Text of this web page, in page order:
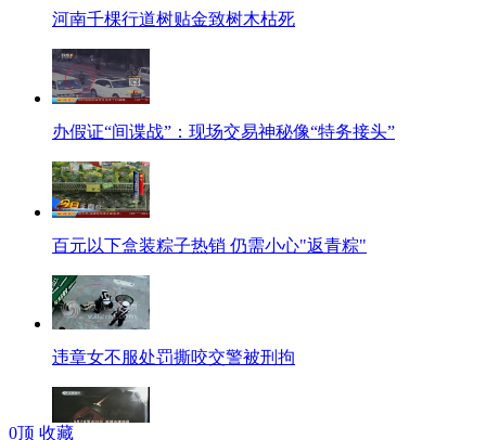
河南千棵行道树贴金致树木枯死
办假证“间谍战”：现场交易神秘像“特务接头”
百元以下盒装粽子热销 仍需小心"返青粽"
违章女不服处罚撕咬交警被刑拘
0顶 收藏